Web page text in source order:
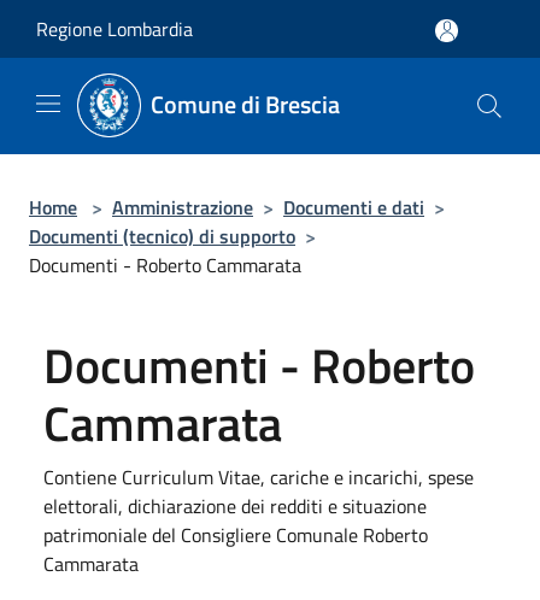
Regione Lombardia
Comune di Brescia
Home > Amministrazione > Documenti e dati >
Documenti (tecnico) di supporto >
Documenti - Roberto Cammarata
Documenti - Roberto
Cammarata
Contiene Curriculum Vitae, cariche e incarichi, spese
elettorali, dichiarazione dei redditi e situazione
patrimoniale del Consigliere Comunale Roberto
Cammarata